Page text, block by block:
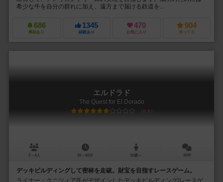
希少な牛を自分の群れに加え、遠方まで届ける鉄道を...
686
興味あり
1345
経験あり
470
お気に入り
904
持ってる
エルドラド
The Quest for El Dorado
6.8
2～4人 30～60分 10歳～ 30件
デッキビルディングして密林を走破。財宝を目指すレースゲーム。
ライナー・クニツィア氏がデザインしたデッキビルディング/レースゲ